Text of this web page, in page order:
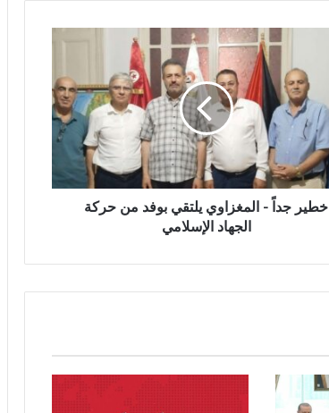
خطير جداً - المغزاوي يلتقي بوفد من حركة
الجهاد الإسلامي